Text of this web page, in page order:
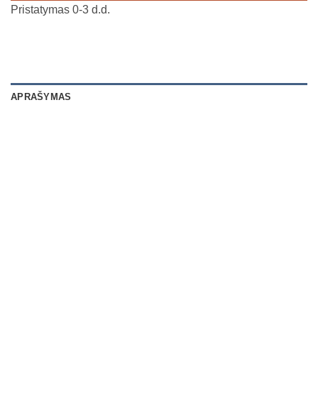
Pristatymas 0-3 d.d.
APRAŠYMAS